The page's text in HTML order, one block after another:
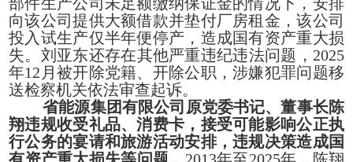
向该公司提供大额借款并垫付厂房租金，该公司
投入试生产仅半年便停产，造成国有资产重大损
失。刘亚东还存在其他严重违纪违法问题，2025
年12月被开除党籍、开除公职，涉嫌犯罪问题移
送检察机关依法审查起诉。
省能源集团有限公司原党委书记、董事长陈
翔违规收受礼品、消费卡，接受可能影响公正执
行公务的宴请和旅游活动安排，违规决策造成国